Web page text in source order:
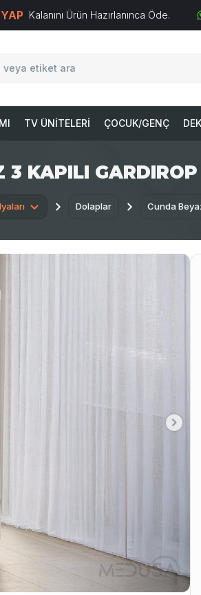
Kalanını Ürün Hazırlanınca Öde.
TV ÜNITELERI ÇOCUK/GENÇ
3 KAPILI GARDIROP
Dolaplar Cunda
Sistemleriyle Hazırlanmıştır.